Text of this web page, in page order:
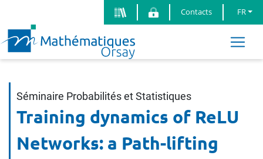
Contacts FR
Séminaire Probabilités et Statistiques
Training dynamics of ReLU
Networks: a Path-lifting